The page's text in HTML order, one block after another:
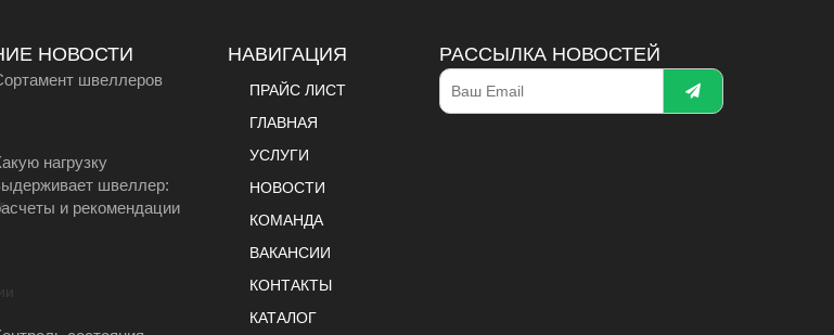
НОВОСТИ
швеллеров
нагрузку
швеллер:
и рекомендации
НАВИГАЦИЯ
ПРАЙС ЛИСТ
ГЛАВНАЯ
УСЛУГИ
НОВОСТИ
КОМАНДА
ВАКАНСИИ
КОНТАКТЫ
КАТАЛОГ
РАССЫЛКА НОВОСТЕЙ